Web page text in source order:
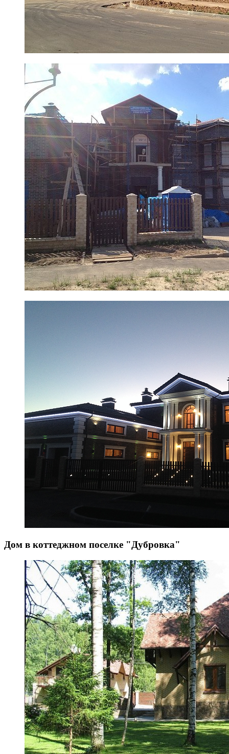
Дом в коттеджном поселке "Дубровка"